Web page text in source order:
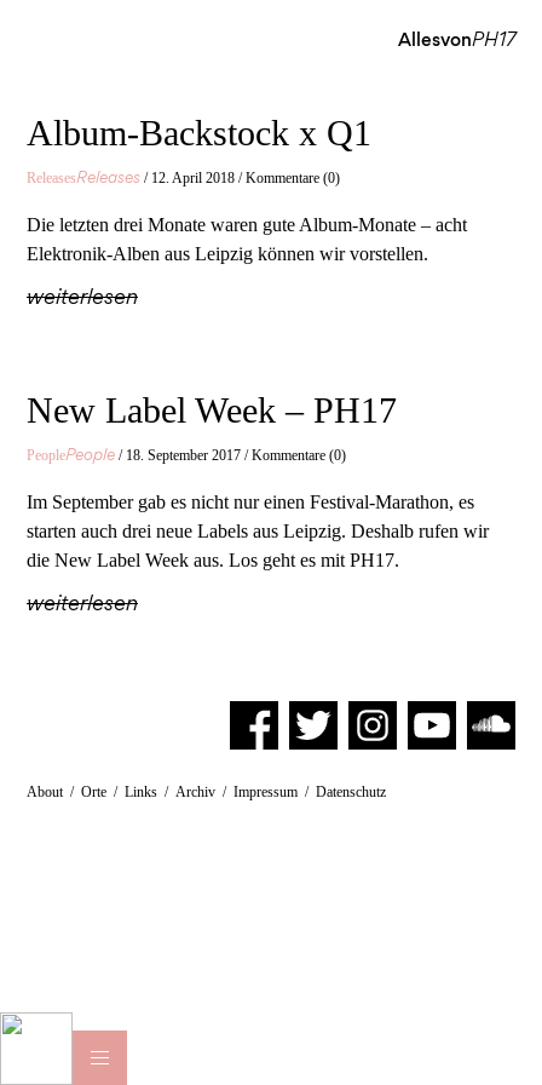
AllesvonPH17
Album-Backstock x Q1
ReleasesReleases / 12. April 2018 / Kommentare (0)
Die letzten drei Monate waren gute Album-Monate – acht
Elektronik-Alben aus Leipzig können wir vorstellen.
weiterlesen
New Label Week – PH17
PeoplePeople / 18. September 2017 / Kommentare (0)
Im September gab es nicht nur einen Festival-Marathon, es
starten auch drei neue Labels aus Leipzig. Deshalb rufen wir
die New Label Week aus. Los geht es mit PH17.
weiterlesen
About / Orte / Links / Archiv / Impressum / Datenschutz